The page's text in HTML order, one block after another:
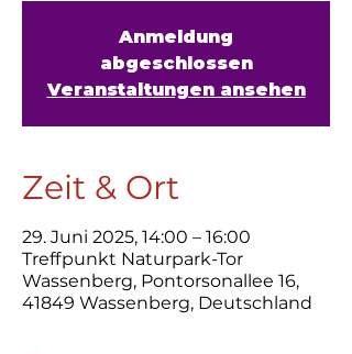
Anmeldung
abgeschlossen
Veranstaltungen ansehen
Zeit & Ort
29. Juni 2025, 14:00 – 16:00
Treffpunkt Naturpark-Tor
Wassenberg, Pontorsonallee 16,
41849 Wassenberg, Deutschland